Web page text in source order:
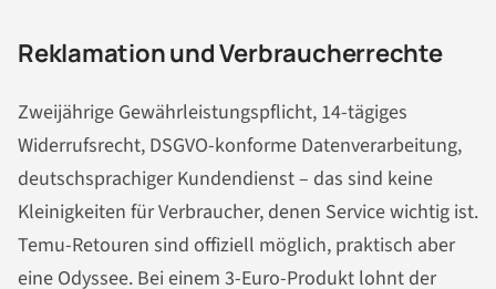
Reklamation und Verbraucherrechte
Zweijährige Gewährleistungspflicht, 14-tägiges
Widerrufsrecht, DSGVO-konforme Datenverarbeitung,
deutschsprachiger Kundendienst – das sind keine
Kleinigkeiten für Verbraucher, denen Service wichtig ist.
Temu-Retouren sind offiziell möglich, praktisch aber
eine Odyssee. Bei einem 3-Euro-Produkt lohnt der